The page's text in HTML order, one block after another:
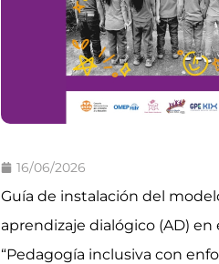
16/06/2026
Guía de instalación del
aprendizaje dialógico (AD) en
“Pedagogía inclusiva con